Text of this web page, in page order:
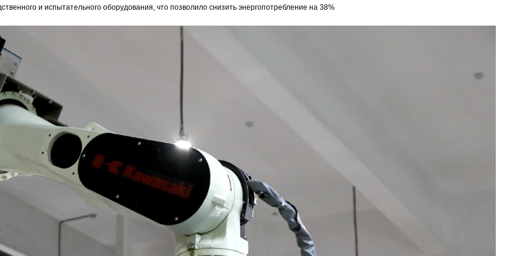
и испытательного оборудования, что позволило снизить энергопотребление на 38%